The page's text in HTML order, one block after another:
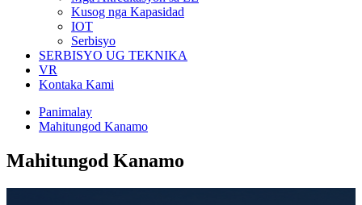
Kusog nga Kapasidad
IOT
Serbisyo
SERBISYO UG TEKNIKA
VR
Kontaka Kami
Panimalay
Mahitungod Kanamo
Mahitungod Kanamo